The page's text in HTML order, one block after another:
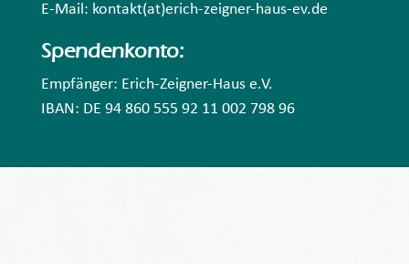
E-Mail: kontakt(at)erich-zeigner-haus-ev.de
Spendenkonto:
Empfänger: Erich-Zeigner-Haus e.V.
IBAN: DE 94 860 555 92 11 002 798 96